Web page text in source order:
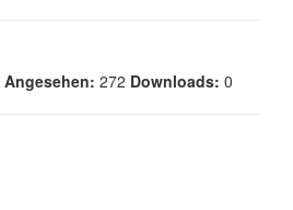
Angesehen: 272 Downloads: 0